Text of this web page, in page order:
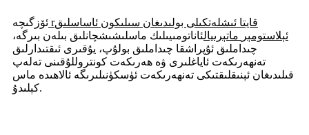
ئۆزگىچە rقايتا ئىشلەتكىلى بولىدىغان سىلىكون ئاساسلىق
ئېلاستومېر ماتېرىيالئاناتومىيىلىك ماسلىشىشچانلىق بىلەن بىرگە،
چىداملىق ئۇپراشقا چىداملىق بولۇپ، يۇقىرى ئىقتىدارلىق
تەنھەرىكەت ئاياغلىرى ۋە ھەرىكەت كونتروللۇقىنى تەلەپ
قىلىدىغان ئېنىقلىقتىكى تەنھەرىكەت ئۈسكۈنىلىرىگە ئالاھىدە ماس
كېلىدۇ.